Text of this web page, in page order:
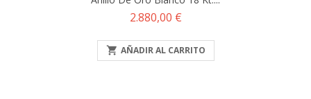
Precio
2.880,00 €
 AÑADIR AL CARRITO